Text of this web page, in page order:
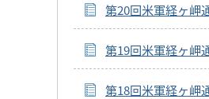
第20回米軍経ヶ岬
第19回米軍経ヶ岬
第18回米軍経ヶ岬